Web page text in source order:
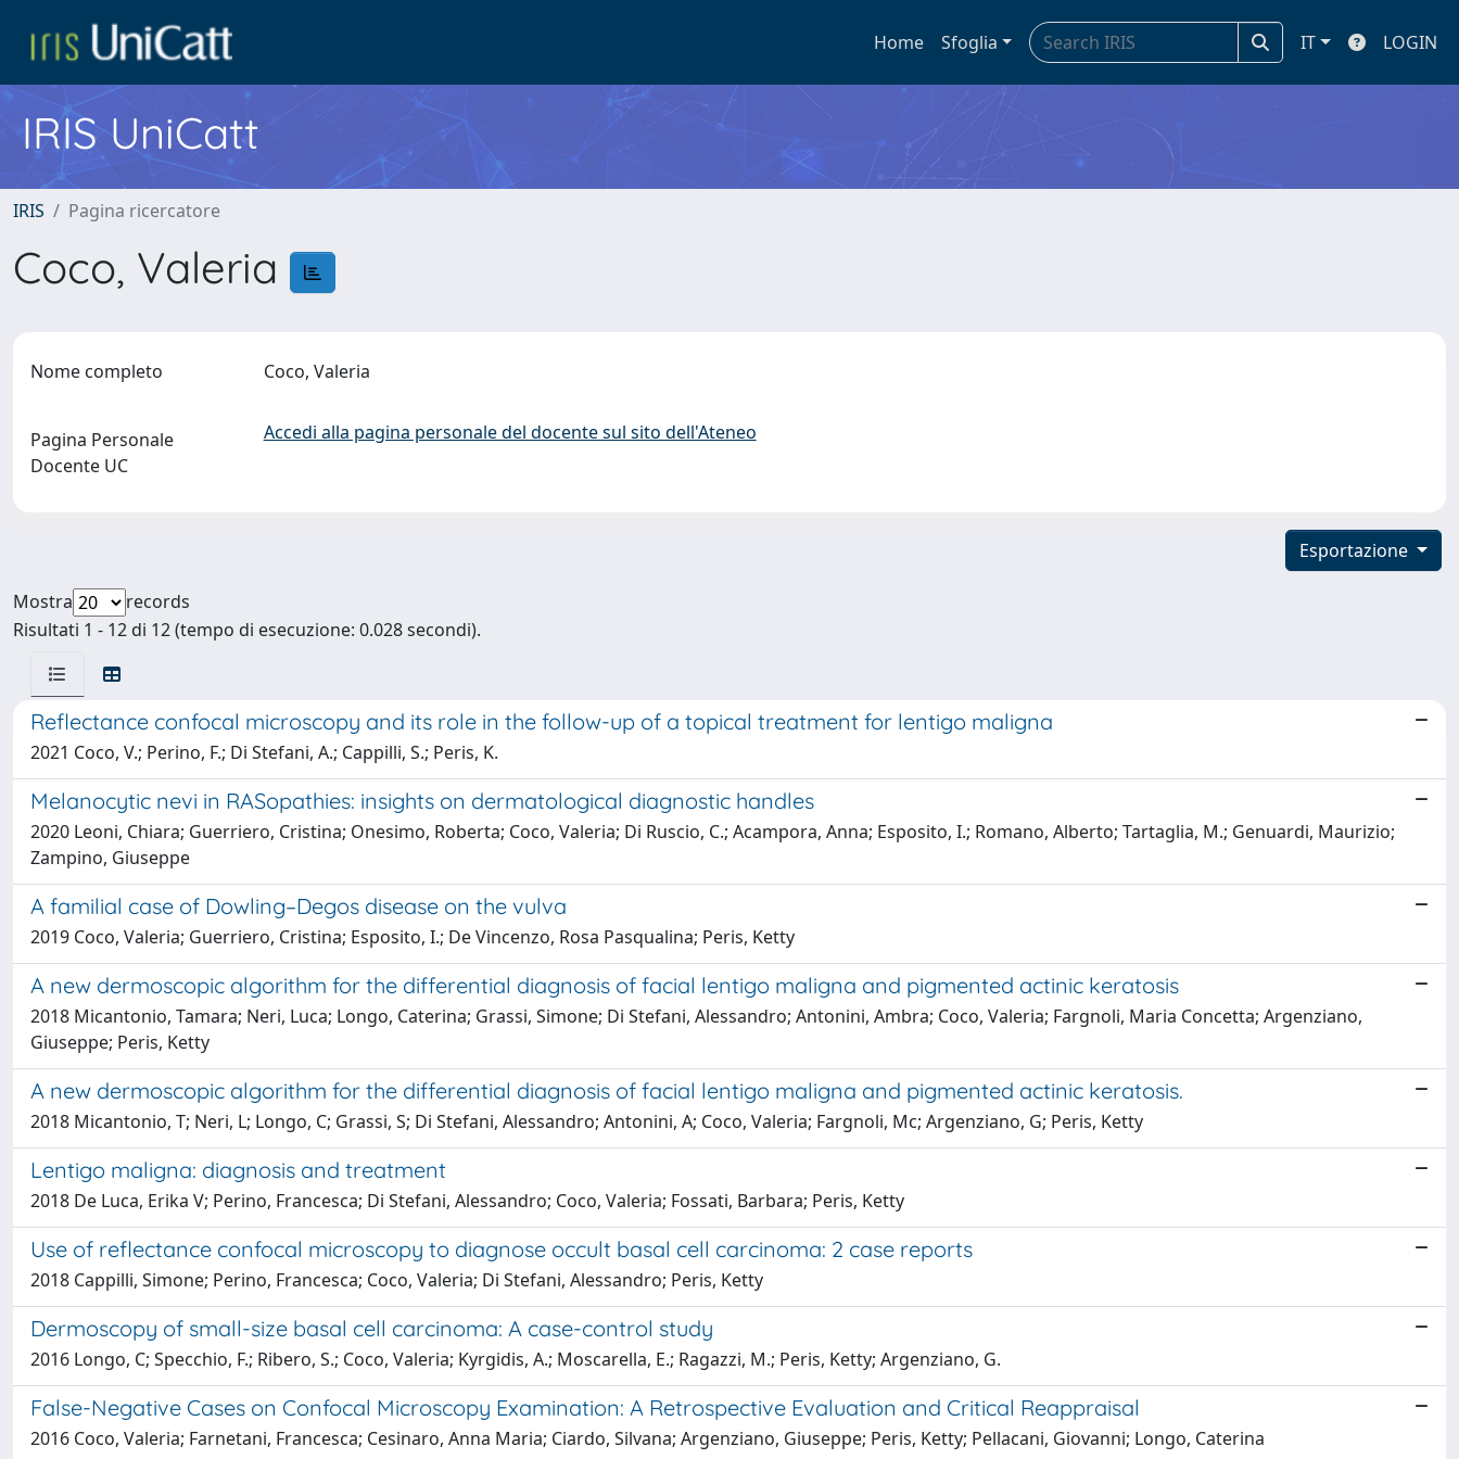
Home Sfoglia IT LOGIN
IRIS UniCatt
IRIS Pagina ricercatore
Coco, Valeria
Nome completo Coco, Valeria
Pagina Personale
Docente UC
Accedi alla pagina personale del docente sul sito dell'Ateneo
Esportazione
Mostra
records
Risultati 1 - 12 di 12 (tempo di esecuzione: 0.028 secondi).
Reflectance confocal microscopy and its role in the follow-up of a topical treatment for lentigo maligna
2021 Coco, V.; Perino, F.; Di Stefani, A.; Cappilli, S.; Peris, K.
Melanocytic nevi in RASopathies: insights on dermatological diagnostic handles
2020 Leoni, Chiara; Guerriero, Cristina; Onesimo, Roberta; Coco, Valeria; Di Ruscio, C.; Acampora, Anna; Esposito, I.; Romano, Alberto; Tartaglia, M.; Genuardi, Maurizio;
Zampino, Giuseppe
A familial case of Dowling–Degos disease on the vulva
2019 Coco, Valeria; Guerriero, Cristina; Esposito, I.; De Vincenzo, Rosa Pasqualina; Peris, Ketty
A new dermoscopic algorithm for the differential diagnosis of facial lentigo maligna and pigmented actinic keratosis
2018 Micantonio, Tamara; Neri, Luca; Longo, Caterina; Grassi, Simone; Di Stefani, Alessandro; Antonini, Ambra; Coco, Valeria; Fargnoli, Maria Concetta; Argenziano,
Giuseppe; Peris, Ketty
A new dermoscopic algorithm for the differential diagnosis of facial lentigo maligna and pigmented actinic keratosis.
2018 Micantonio, T; Neri, L; Longo, C; Grassi, S; Di Stefani, Alessandro; Antonini, A; Coco, Valeria; Fargnoli, Mc; Argenziano, G; Peris, Ketty
Lentigo maligna: diagnosis and treatment
2018 De Luca, Erika V; Perino, Francesca; Di Stefani, Alessandro; Coco, Valeria; Fossati, Barbara; Peris, Ketty
Use of reflectance confocal microscopy to diagnose occult basal cell carcinoma: 2 case reports
2018 Cappilli, Simone; Perino, Francesca; Coco, Valeria; Di Stefani, Alessandro; Peris, Ketty
Dermoscopy of small-size basal cell carcinoma: A case-control study
2016 Longo, C; Specchio, F.; Ribero, S.; Coco, Valeria; Kyrgidis, A.; Moscarella, E.; Ragazzi, M.; Peris, Ketty; Argenziano, G.
False-Negative Cases on Confocal Microscopy Examination: A Retrospective Evaluation and Critical Reappraisal
2016 Coco, Valeria; Farnetani, Francesca; Cesinaro, Anna Maria; Ciardo, Silvana; Argenziano, Giuseppe; Peris, Ketty; Pellacani, Giovanni; Longo, Caterina